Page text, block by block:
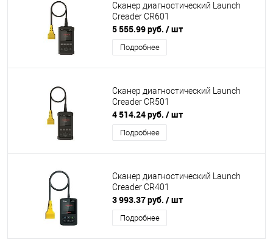
Сканер диагностический Launch
Creader CR601
5 555.99 руб. / шт
Подробнее
Сканер диагностический Launch
Creader CR501
4 514.24 руб. / шт
Подробнее
Сканер диагностический Launch
Creader CR401
3 993.37 руб. / шт
Подробнее